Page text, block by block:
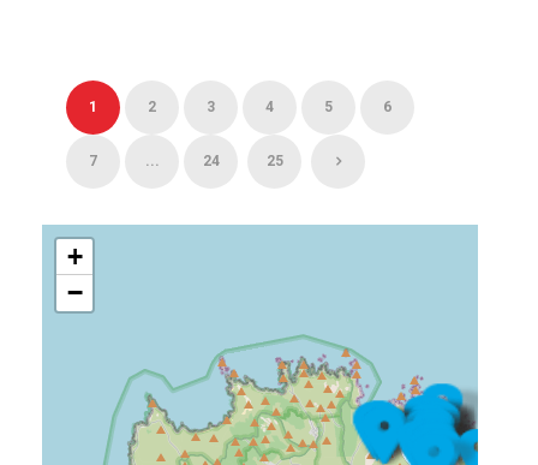
1 2 3 4 5 6
7 ... 24 25
+
−